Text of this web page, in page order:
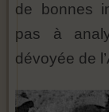
de bonnes
pas à
dévoyée de